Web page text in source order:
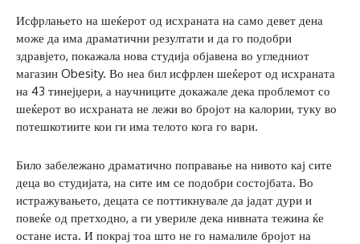
Исфрлањето на шеќерот од исхраната на само девет дена
може да има драматични резултати и да го подобри
здравјето, покажала нова студија објавена во угледниот
магазин Obesity. Во неа бил исфрлен шеќерот од исхраната
на 43 тинејџери, а научниците докажале дека проблемот со
шеќерот во исхраната не лежи во бројот на калории, туку во
потешкотиите кои ги има телото кога го вари.
Било забележано драматично поправање на нивото кај сите
деца во студијата, на сите им се подобри состојбата. Во
истражувањето, децата се поттикнувале да јадат дури и
повеќе од претходно, а ги увериле дека нивната тежина ќе
остане иста. И покрај тоа што не го намалиле бројот на